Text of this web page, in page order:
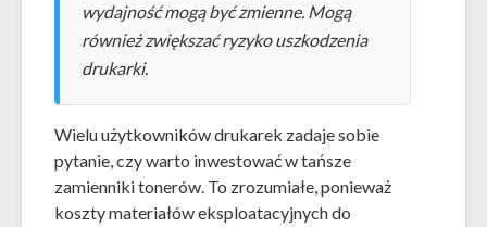
wydajność mogą być zmienne. Mogą
również zwiększać ryzyko uszkodzenia
drukarki.
Wielu użytkowników drukarek zadaje sobie
pytanie, czy warto inwestować w tańsze
zamienniki tonerów. To zrozumiałe, ponieważ
koszty materiałów eksploatacyjnych do